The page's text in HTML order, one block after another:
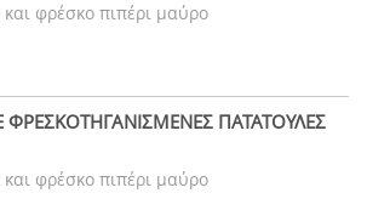
φρέσκο πιπέρι μαύρο
ΦΡΕΣΚΟΤΗΓΑΝΙΣΜΕΝΕΣ ΠΑΤΑΤΟΥΛΕΣ
φρέσκο πιπέρι μαύρο